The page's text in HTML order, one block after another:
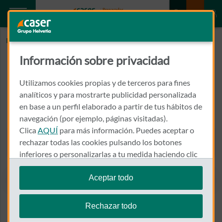
Inicio INSTITUTO VALENCIANO UROLOGIA
INSTITUTO VALENCIANO
UROLOGIA
CALLE ALICANTE, 25
12004 - CASTELLON DE LA PLANA
964 104 840
Llamar a INSTITUTO
Ver el mapa en Google Maps
Información sobre privacidad
Utilizamos cookies propias y de terceros para fines
analíticos y para mostrarte publicidad personalizada
en base a un perfil elaborado a partir de tus hábitos de
navegación (por ejemplo, páginas visitadas).
Clica AQUÍ para más información. Puedes aceptar o
rechazar todas las cookies pulsando los botones
inferiores o personalizarlas a tu medida haciendo clic
en"configurar cookies".
Te recordamos que puedes modificar tus ajustes de
cookies en cualquier momento en la sección
Aceptar todo
Rechazar todo